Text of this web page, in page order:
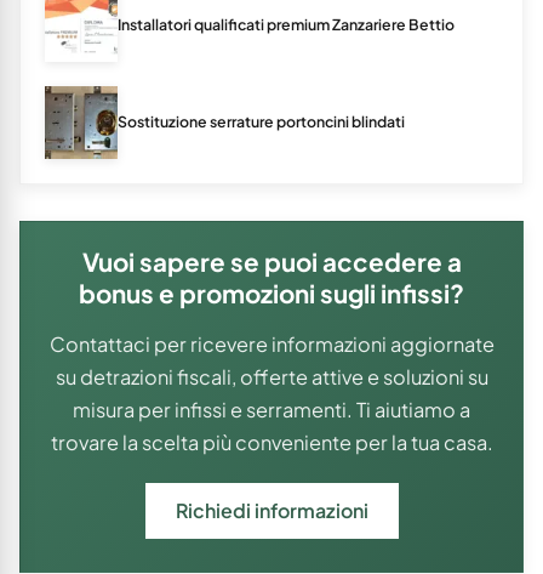
Installatori qualificati premium Zanzariere Bettio
Sostituzione serrature portoncini blindati
Vuoi sapere se puoi accedere a
bonus e promozioni sugli infissi?
Contattaci per ricevere informazioni aggiornate
su detrazioni fiscali, offerte attive e soluzioni su
misura per infissi e serramenti. Ti aiutiamo a
trovare la scelta più conveniente per la tua casa.
Richiedi informazioni